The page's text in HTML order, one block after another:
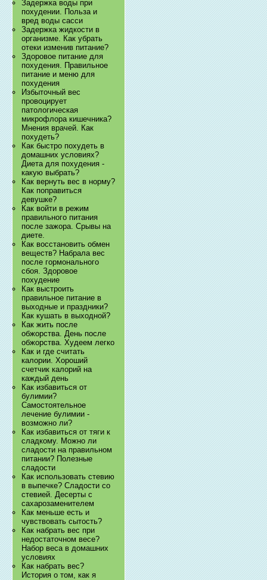
Задержка воды при
похудении. Польза и
вред воды сасси
Задержка жидкости в
организме. Как убрать
отеки изменив питание?
Здоровое питание для
похудения. Правильное
питание и меню для
похудения
Избыточный вес
провоцирует
патологическая
микрофлора кишечника?
Мнения врачей. Как
похудеть?
Как быстро похудеть в
домашних условиях?
Диета для похудения -
какую выбрать?
Как вернуть вес в норму?
Как поправиться
девушке?
Как войти в режим
правильного питания
после зажора. Срывы на
диете.
Как восстановить обмен
веществ? Набрала вес
после гормонального
сбоя. Здоровое
похудение
Как выстроить
правильное питание в
выходные и праздники?
Как кушать в выходной?
Как жить после
обжорства. День после
обжорства. Худеем легко
Как и где считать
калории. Хороший
счетчик калорий на
каждый день
Как избавиться от
булимии?
Самостоятельное
лечение булимии -
возможно ли?
Как избавиться от тяги к
сладкому. Можно ли
сладости на правильном
питании? Полезные
сладости
Как использовать стевию
в выпечке? Сладости со
стевией. Десерты с
сахарозаменителем
Как меньше есть и
чувствовать сытость?
Как набрать вес при
недостаточном весе?
Набор веса в домашних
условиях
Как набрать вес?
История о том, как я